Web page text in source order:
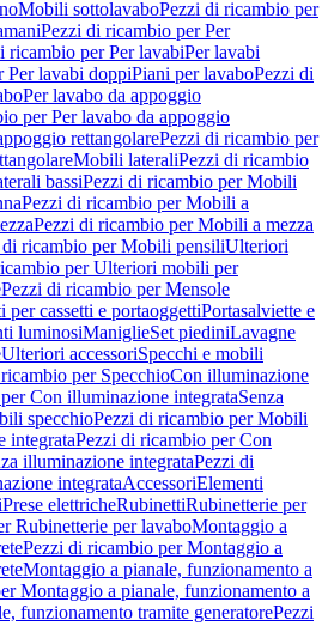
Mobili sottolavaboPezzi di ricambio per
Pezzi di ricambio per Per
ricambio per Per lavabiPer lavabi
Per lavabi doppiPiani per lavaboPezzi di
Per lavabo da appoggio
per Per lavabo da appoggio
rettangolarePezzi di ricambio per
Mobili lateraliPezzi di ricambio
bassiPezzi di ricambio per Mobili
Pezzi di ricambio per Mobili a
Pezzi di ricambio per Mobili a mezza
di ricambio per Mobili pensiliUlteriori
per Ulteriori mobili per
Pezzi di ricambio per Mensole
per cassetti e portaoggettiPortasalviette e
luminosiManiglieSet piediniLavagne
Ulteriori accessoriSpecchi e mobili
per SpecchioCon illuminazione
Con illuminazione integrataSenza
specchioPezzi di ricambio per Mobili
integrataPezzi di ricambio per Con
illuminazione integrataPezzi di
integrataAccessoriElementi
Prese elettricheRubinettiRubinetterie per
Rubinetterie per lavaboMontaggio a
Pezzi di ricambio per Montaggio a
Montaggio a pianale, funzionamento a
Montaggio a pianale, funzionamento a
funzionamento tramite generatorePezzi